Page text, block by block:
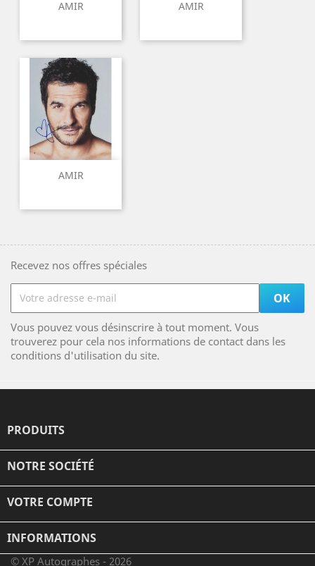
AMIR AMIR
AMIR
Recevez nos offres spéciales
Vous pouvez vous désinscrire à tout moment. Vous
trouverez pour cela nos informations de contact dans les
conditions d'utilisation du site.
PRODUITS
NOTRE SOCIÉTÉ
VOTRE COMPTE
INFORMATIONS
© XP Autographes - 2026